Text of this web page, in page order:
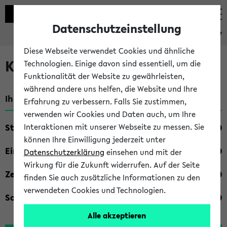
eKVV
Kombisuche im eKVV
Ihre Suchkriterien:
Studienfach
Einrichtung
Zeiten
Sonstiges
Datenschutzeinstellung
Diese Webseite verwendet Cookies und ähnliche
Technologien. Einige davon sind essentiell, um die
Funktionalität der Website zu gewährleisten,
während andere uns helfen, die Website und Ihre
Erfahrung zu verbessern. Falls Sie zustimmen,
verwenden wir Cookies und Daten auch, um Ihre
Interaktionen mit unserer Webseite zu messen. Sie
können Ihre Einwilligung jederzeit unter
Datenschutzerklärung einsehen und mit der
Wirkung für die Zukunft widerrufen. Auf der Seite
finden Sie auch zusätzliche Informationen zu den
verwendeten Cookies und Technologien.
Alle akzeptieren